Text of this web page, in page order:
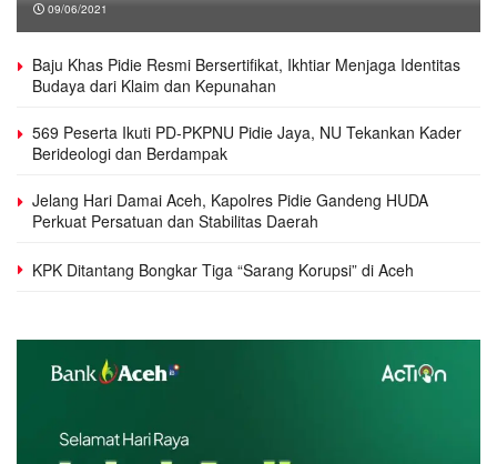
09/06/2021
Baju Khas Pidie Resmi Bersertifikat, Ikhtiar Menjaga Identitas
Budaya dari Klaim dan Kepunahan
569 Peserta Ikuti PD-PKPNU Pidie Jaya, NU Tekankan Kader
Berideologi dan Berdampak
Jelang Hari Damai Aceh, Kapolres Pidie Gandeng HUDA
Perkuat Persatuan dan Stabilitas Daerah
KPK Ditantang Bongkar Tiga “Sarang Korupsi” di Aceh